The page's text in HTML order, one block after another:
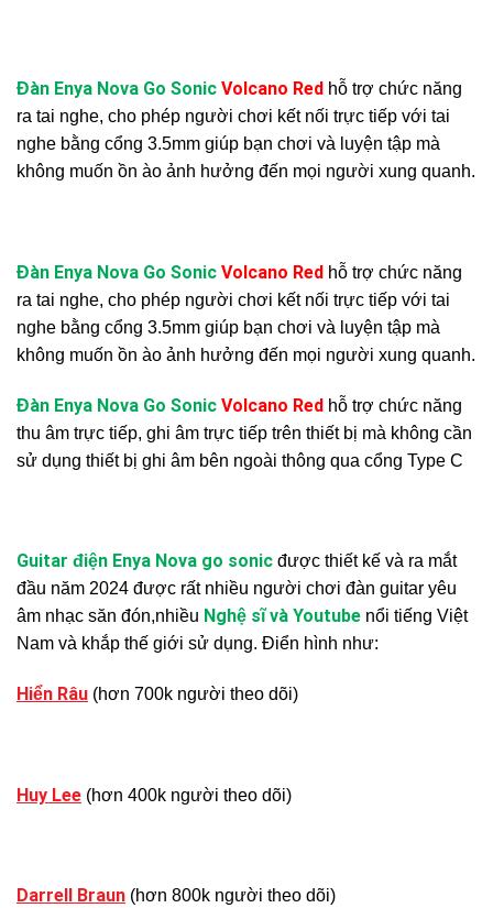
Đàn Enya Nova Go Sonic Volcano Red hỗ trợ chức năng
ra tai nghe, cho phép người chơi kết nối trực tiếp với tai
nghe bằng cổng 3.5mm giúp bạn chơi và luyện tập mà
không muốn ồn ào ảnh hưởng đến mọi người xung quanh.
Đàn Enya Nova Go Sonic Volcano Red hỗ trợ chức năng
ra tai nghe, cho phép người chơi kết nối trực tiếp với tai
nghe bằng cổng 3.5mm giúp bạn chơi và luyện tập mà
không muốn ồn ào ảnh hưởng đến mọi người xung quanh.
Đàn Enya Nova Go Sonic Volcano Red hỗ trợ chức năng
thu âm trực tiếp, ghi âm trực tiếp trên thiết bị mà không cần
sử dụng thiết bị ghi âm bên ngoài thông qua cổng Type C
Guitar điện Enya Nova go sonic được thiết kế và ra mắt
đầu năm 2024 được rất nhiều người chơi đàn guitar yêu
âm nhạc săn đón,nhiều Nghệ sĩ và Youtube nổi tiếng Việt
Nam và khắp thế giới sử dụng. Điển hình như:
Hiển Râu (hơn 700k người theo dõi)
Huy Lee (hơn 400k người theo dõi)
Darrell Braun (hơn 800k người theo dõi)